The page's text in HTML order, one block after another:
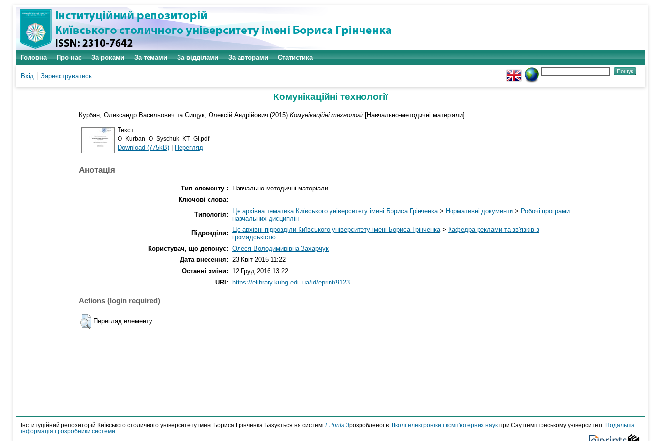
Головна Про нас За роками За темами За відділами За авторами Статистика
Вхід Зареєструватись
Комунікаційні технології
Курбан, Олександр Васильович та Сищук, Олексій Андрійович (2015) Комунікаційні технології[Навчально-методичні матеріали]
Текст
O_Kurban_O_Syschuk_KT_GI.pdf
Download (775kB) | Перегляд
Анотація
Тип елементу :
Навчально-методичні матеріали
Ключові слова:
Типологія:
Це архівна тематика Київського університету імені Бориса Грінченка> Нормативні документи > Робочі програми
навчальних дисциплін
Підрозділи:
Це архівні підрозділи Київського університету імені Бориса Грінченка> Кафедра реклами та зв'язків з
громадськістю
Користувач, що депонує: Олеся Володимирівна Захарчук
Дата внесення: 23 Квіт 2015 11:22
Останні зміни:
12 Груд 2016 13:22
URI:
https://elibrary.kubg.edu.ua/id/eprint/9123
Actions (login required)
Перегляд елементу
Інституційний репозиторій Київського столичного університету імені Бориса Грінченка Базується на системі EPrints 3розробленої в Школі електроніки і комп'ютерних наук при Саутгемптонському університеті.
Подальша
інформація і розробники системи